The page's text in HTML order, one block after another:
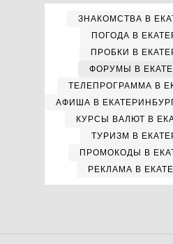
ЗНАКОМСТВА В
ПОГОДА В
ПРОБКИ В
ФОРУМЫ В
ТЕЛЕПРОГРАММА В
АФИША В
КУРСЫ ВАЛЮТ В
ТУРИЗМ В
ПРОМОКОДЫ В
РЕКЛАМА В